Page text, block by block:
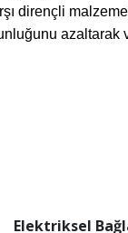
dirençli
Elektriksel